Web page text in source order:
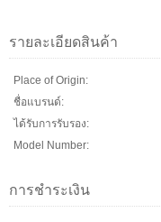
รายละเอียดสินค้า
Place of Origin:
ชื่อแบรนด์:
ได้รับการรับรอง:
Model Number:
การชำระเงิน